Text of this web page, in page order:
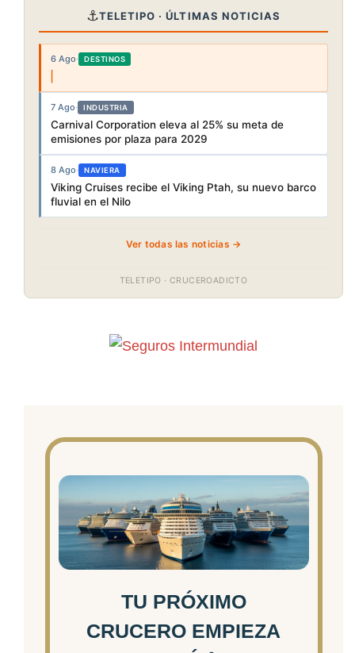
⚓TELETIPO · ÚLTIMAS NOTICIAS
6 Ago· DESTINOS
7 Ago· INDUSTRIA
Carnival Corporation eleva al 25% su meta de
emisiones por plaza para 2029
8 Ago· NAVIERA
Viking Cruises recibe el Viking Ptah, su nuevo barco
fluvial en el Nilo
Ver todas las noticias →
TELETIPO · CRUCEROADICTO